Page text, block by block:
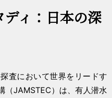
ィ：日本の深
査において世界をリードす
（JAMSTEC）は、有人潜水